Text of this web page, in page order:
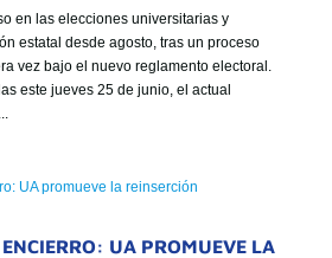
en las elecciones universitarias y
estatal desde agosto, tras un proceso
vez bajo el nuevo reglamento electoral.
este jueves 25 de junio, el actual
UA PROMUEVE LA